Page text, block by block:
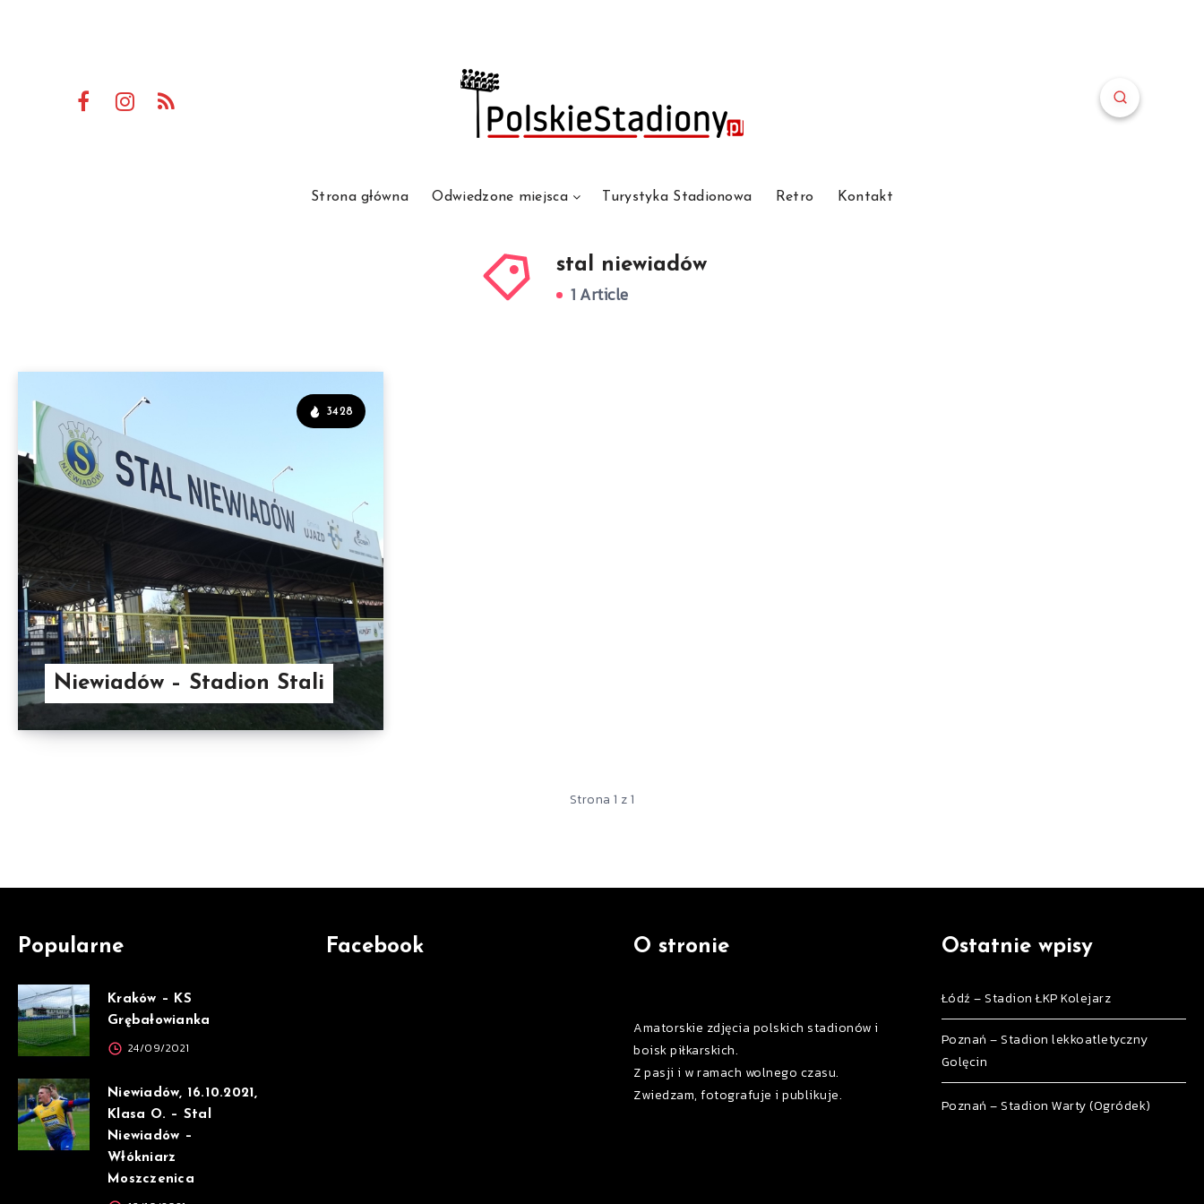
Strona główna Odwiedzone miejsca Turystyka Stadionowa Retro Kontakt
stal niewiadów
1 Article
Niewiadów – Stadion Stali
3428
Strona 1 z 1
Popularne
Kraków – KS
Grębałowianka
24/09/2021
Niewiadów, 16.10.2021,
Klasa O. – Stal
Niewiadów –
Włókniarz
Moszczenica
Facebook O stronie
Amatorskie zdjęcia polskich stadionów i
boisk piłkarskich.
Z pasji i w ramach wolnego czasu.
Zwiedzam, fotografuje i publikuje.
Ostatnie wpisy
Łódź – Stadion ŁKP Kolejarz
Poznań – Stadion lekkoatletyczny
Golęcin
Poznań – Stadion Warty (Ogródek)